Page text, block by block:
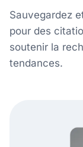
Sauvegardez
pour des
soutenir la
tendances.